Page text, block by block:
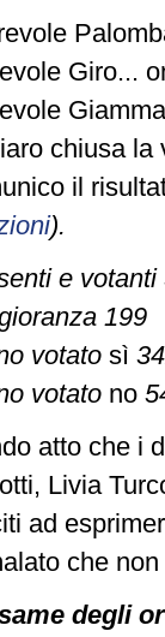
Giro...
chiusa la
il
).
e votanti
199
votato sì
votato no
atto che i
Livia
ad
che
degli